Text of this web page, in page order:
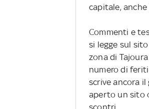
capitale,
Commenti e
si legge sul
zona di
numero di
scrive ancora
aperto un sito
scontri.